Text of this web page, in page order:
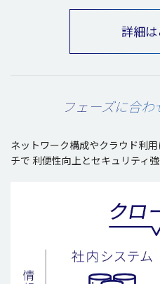
詳細
フェーズに合
ネットワーク構成やクラウド利
チで 利便性向上とセキュリティ